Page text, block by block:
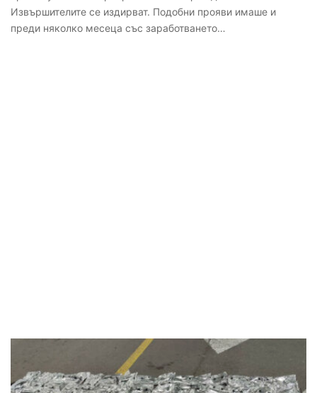
Извършителите се издирват. Подобни прояви имаше и
преди няколко месеца със заработването…